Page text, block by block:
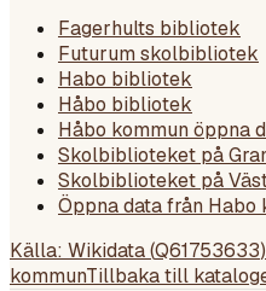
Fagerhults bibliotek
Futurum skolbibliotek
Habo bibliotek
Håbo bibliotek
Håbo kommun öppna
Skolbiblioteket på
Skolbiblioteket på
Öppna data från Habo
Källa: Wikidata (Q61753633)
kommunTillbaka till